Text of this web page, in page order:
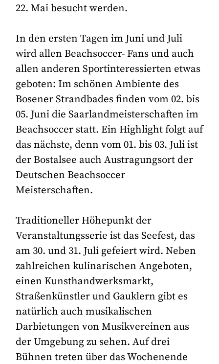
22. Mai besucht werden.
In den ersten Tagen im Juni und Juli
wird allen Beachsoccer- Fans und auch
allen anderen Sportinteressierten etwas
geboten: Im schönen Ambiente des
Bosener Strandbades finden vom 02. bis
05. Juni die Saarlandmeisterschaften im
Beachsoccer statt. Ein Highlight folgt auf
das nächste, denn vom 01. bis 03. Juli ist
der Bostalsee auch Austragungsort der
Deutschen Beachsoccer
Meisterschaften.
Traditioneller Höhepunkt der
Veranstaltungsserie ist das Seefest, das
am 30. und 31. Juli gefeiert wird. Neben
zahlreichen kulinarischen Angeboten,
einen Kunsthandwerksmarkt,
Straßenkünstler und Gauklern gibt es
natürlich auch musikalischen
Darbietungen von Musikvereinen aus
der Umgebung zu sehen. Auf drei
Bühnen treten über das Wochenende